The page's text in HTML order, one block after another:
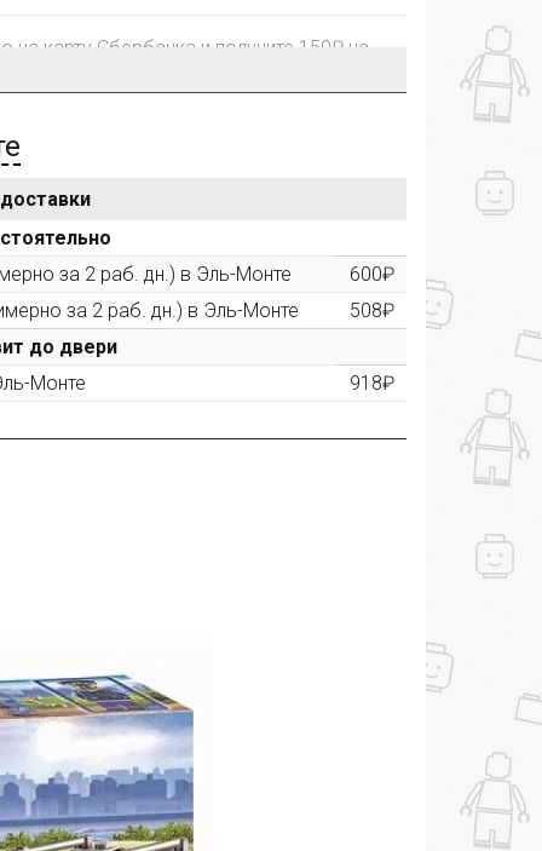
на карту Сбербанка и получите 150₽ на
Вы получите постоянную скидку на
и получите дополнительную скидку
рублей).
за 2 раб. дн.) в Эль-Монте
600₽
за 2 раб. дн.) в Эль-Монте
508₽
до двери
Монте
918₽